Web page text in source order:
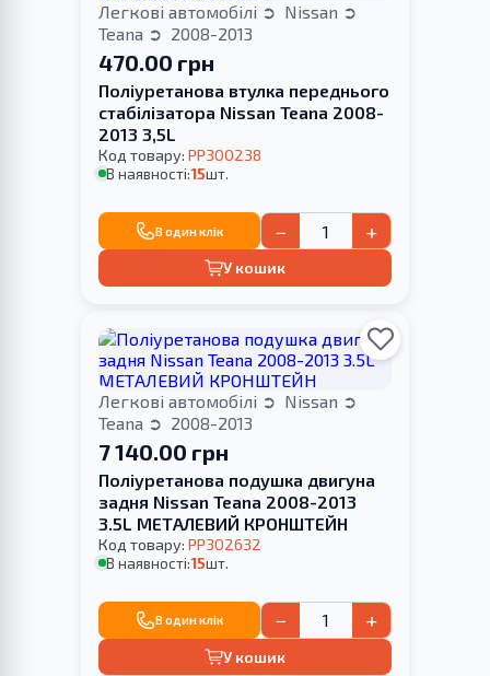
Легкові автомобілі
Nissan
Teana
2008-2013
470.00 грн
Поліуретанова втулка переднього
стабілізатора Nissan Teana 2008-
2013 3,5L
Код товару: PP300238
В наявності:15шт.
В один клік − +
У кошик
Легкові автомобілі
Nissan
Teana
2008-2013
7 140.00 грн
Поліуретанова подушка двигуна
задня Nissan Teana 2008-2013
3.5L МЕТАЛЕВИЙ КРОНШТЕЙН
Код товару: PP302632
В наявності:15шт.
В один клік − +
У кошик